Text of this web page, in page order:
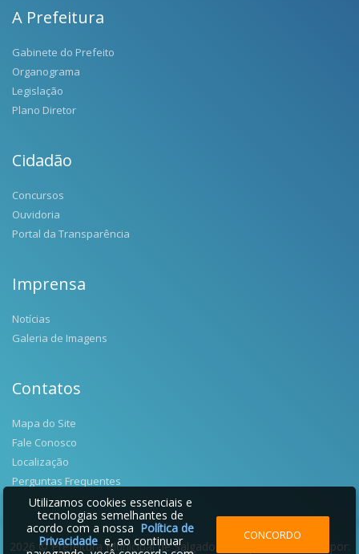
A Prefeitura
Gabinete do Prefeito
Organograma
Legislação
Plano Diretor
Cidadão
Concursos
Ouvidoria
Portal da Transparência
Imprensa
Notícias
Galeria de Imagens
Contatos
Mapa do Site
Fale Conosco
Localização
Perguntas Frequentes
2026 © Prefeitura Municipal de Salgado Filho | Desenvolvido por:
Utilizamos cookies essenciais e
tecnologias semelhantes de
acordo com a nossa Política de
Privacidadee, ao continuar
CONCORDO